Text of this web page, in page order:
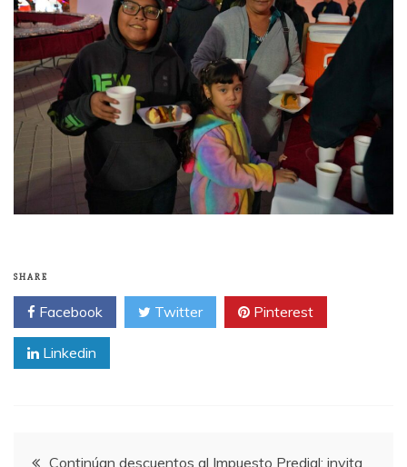
SHARE
Facebook Twitter Pinterest
Linkedin
PostContinúan descuentos al Impuesto Predial; invita